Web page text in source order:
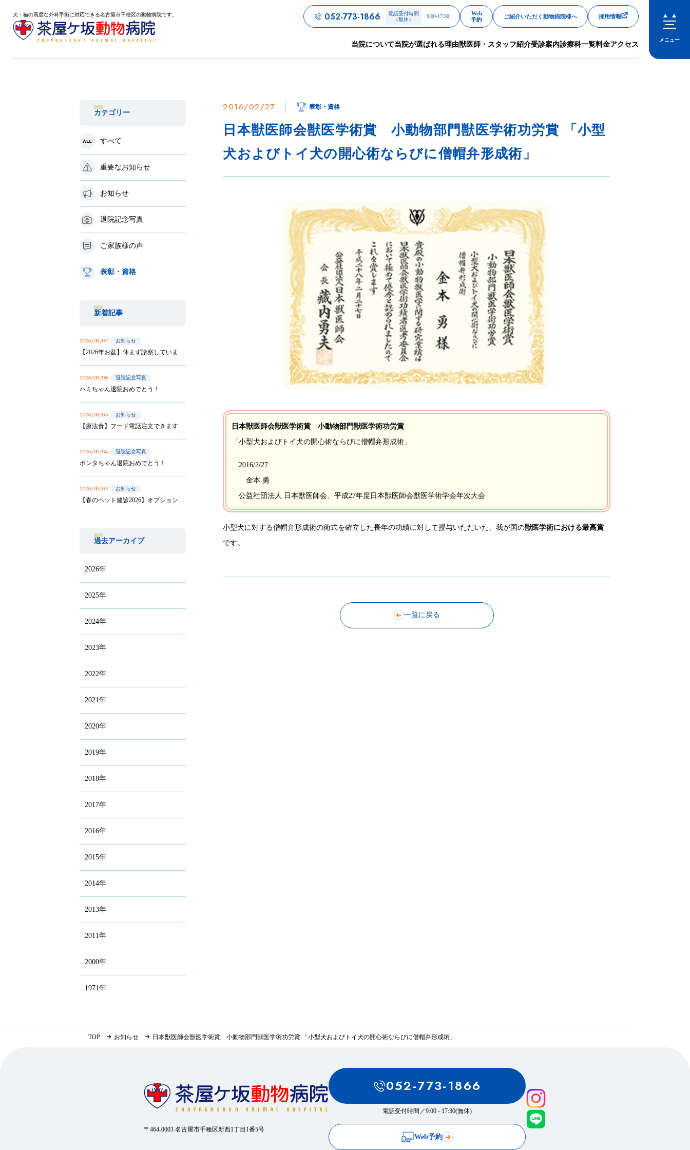
犬・猫の高度な外科手術に対応できる名古屋市千種区の動物病院です。 052-773-1866
電話受付時間
（無休）
9:00-17:30
Web
予約
ご紹介いただく動物病院様へ 採用情報
当院について当院が選ばれる理由獣医師・スタッフ紹介受診案内診療科一覧料金アクセス
メニュー
カテゴリー
すべて
重要なお知らせ
お知らせ
退院記念写真
ご家族様の声
表彰・資格
新着記事
2026/08/07 お知らせ
【2026年お盆】休まず診察しています
2026/08/06 退院記念写真
ハミちゃん退院おめでとう！
2026/08/05 お知らせ
【療法食】フード電話注文できます
2026/08/04 退院記念写真
ポンタちゃん退院おめでとう！
2026/08/03 お知らせ
【春のペット健診2026】オプション実施は8/31まで！
過去アーカイブ
2026年
2025年
2024年
2023年
2022年
2021年
2020年
2019年
2018年
2017年
2016年
2015年
2014年
2013年
2011年
2000年
1971年
2016/02/27 表彰・資格
日本獣医師会獣医学術賞 小動物部門獣医学術功労賞 「小型
犬およびトイ犬の開心術ならびに僧帽弁形成術」
日本獣医師会獣医学術賞 小動物部門獣医学術功労賞
「小型犬およびトイ犬の開心術ならびに僧帽弁形成術」
2016/2/27
金本 勇
公益社団法人 日本獣医師会、平成27年度日本獣医師会獣医学術学会年次大会
小型犬に対する僧帽弁形成術の術式を確立した長年の功績に対して授与いただいた、我が国の獣医学術における最高賞
です。
一覧に戻る
TOP お知らせ 日本獣医師会獣医学術賞 小動物部門獣医学術功労賞 「小型犬およびトイ犬の開心術ならびに僧帽弁形成術」
〒464-0003 名古屋市千種区新西1丁目1番5号
052-773-1866
電話受付時間／9:00 - 17:30(無休)
Web予約